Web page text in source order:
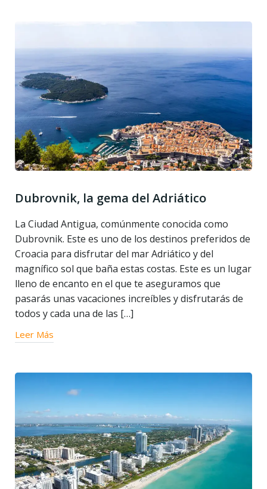
Dubrovnik, la gema del Adriático
La Ciudad Antigua, comúnmente conocida como
Dubrovnik. Este es uno de los destinos preferidos de
Croacia para disfrutar del mar Adriático y del
magnífico sol que baña estas costas. Este es un lugar
lleno de encanto en el que te aseguramos que
pasarás unas vacaciones increíbles y disfrutarás de
todos y cada una de las […]
Leer Más